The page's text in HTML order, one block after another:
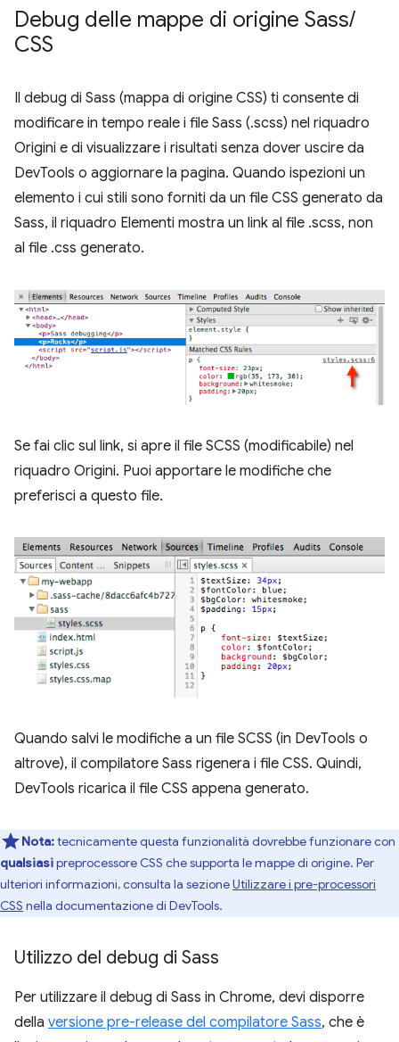
Debug delle mappe di origine Sass/
CSS
Il debug di Sass (mappa di origine CSS) ti consente di
modificare in tempo reale i file Sass (.scss) nel riquadro
Origini e di visualizzare i risultati senza dover uscire da
DevTools o aggiornare la pagina. Quando ispezioni un
elemento i cui stili sono forniti da un file CSS generato da
Sass, il riquadro Elementi mostra un link al file .scss, non
al file .css generato.
Se fai clic sul link, si apre il file SCSS (modificabile) nel
riquadro Origini. Puoi apportare le modifiche che
preferisci a questo file.
Quando salvi le modifiche a un file SCSS (in DevTools o
altrove), il compilatore Sass rigenera i file CSS. Quindi,
DevTools ricarica il file CSS appena generato.
Nota:tecnicamente questa funzionalità dovrebbe funzionare con
qualsiasipreprocessore CSS che supporta le mappe di origine. Per
ulteriori informazioni, consulta la sezioneUtilizzare i pre-processori
CSS nella documentazione di DevTools.
Utilizzo del debug di Sass
Per utilizzare il debug di Sass in Chrome, devi disporre
della versione pre-release del compilatore Sass, che è